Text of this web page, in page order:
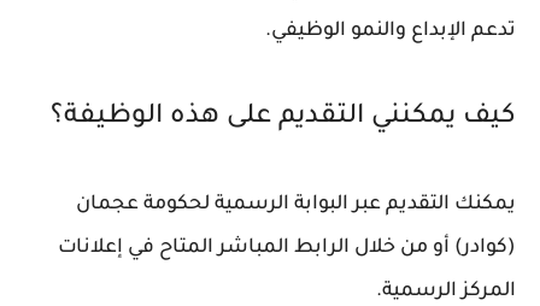
تدعم الإبداع والنمو الوظيفي.
كيف يمكنني التقديم على هذه الوظيفة؟
يمكنك التقديم عبر البوابة الرسمية لحكومة عجمان
(كوادر) أو من خلال الرابط المباشر المتاح في إعلانات
المركز الرسمية.